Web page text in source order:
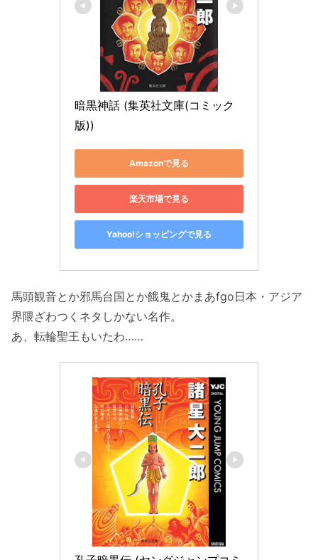
暗黒神話 (集英社文庫(コミック
版))
Amazonで見る
楽天市場で見る
Yahoo!ショッピングで見る
馬頭観音とか邪馬台国とか餓鬼とかまあfgo日本・アジア
界隈ざわつくネタしかない名作。
あ、転輪聖王もいたわ……